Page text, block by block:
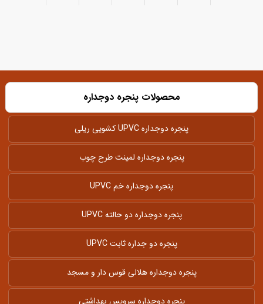
محصولات پنجره دوجداره
پنجره دوجداره UPVC کشویی ریلی
پنجره دوجداره لمینت طرح چوب
پنجره دوجداره خم UPVC
پنجره دوجداره دو حالته UPVC
پنجره دو جداره ثابت UPVC
پنجره دوجداره هلالی قوس دار و مسجد
پنجره دوجداره سرویس بهداشتی